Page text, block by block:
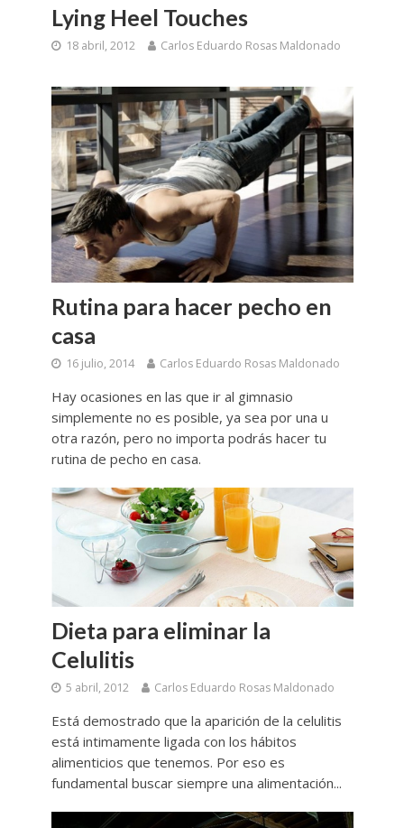
Lying Heel Touches
18 abril, 2012 Carlos Eduardo Rosas Maldonado
Rutina para hacer pecho en
casa
16 julio, 2014 Carlos Eduardo Rosas Maldonado
Hay ocasiones en las que ir al gimnasio
simplemente no es posible, ya sea por una u
otra razón, pero no importa podrás hacer tu
rutina de pecho en casa.
Dieta para eliminar la
Celulitis
5 abril, 2012 Carlos Eduardo Rosas Maldonado
Está demostrado que la aparición de la celulitis
está intimamente ligada con los hábitos
alimenticios que tenemos. Por eso es
fundamental buscar siempre una alimentación...